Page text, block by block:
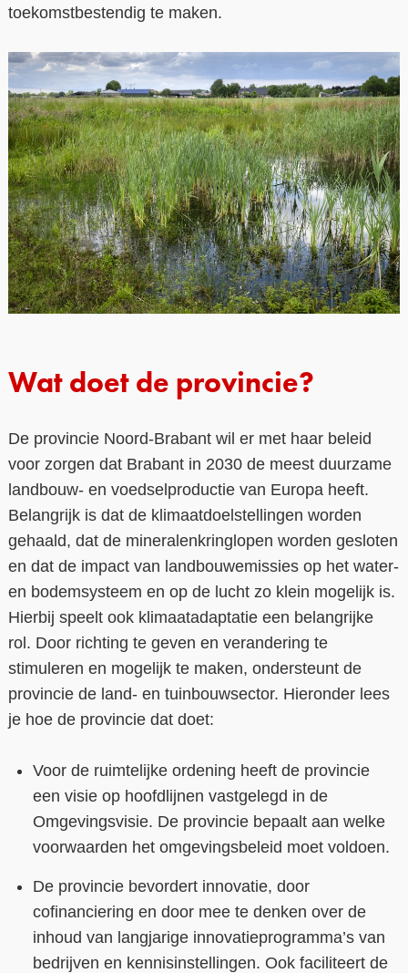
toekomstbestendig te maken.
Wat doet de provincie?
De provincie Noord-Brabant wil er met haar beleid
voor zorgen dat Brabant in 2030 de meest duurzame
landbouw- en voedselproductie van Europa heeft.
Belangrijk is dat de klimaatdoelstellingen worden
gehaald, dat de mineralenkringlopen worden gesloten
en dat de impact van landbouwemissies op het water-
en bodemsysteem en op de lucht zo klein mogelijk is.
Hierbij speelt ook klimaatadaptatie een belangrijke
rol. Door richting te geven en verandering te
stimuleren en mogelijk te maken, ondersteunt de
provincie de land- en tuinbouwsector. Hieronder lees
je hoe de provincie dat doet:
Voor de ruimtelijke ordening heeft de provincie
een visie op hoofdlijnen vastgelegd in de
Omgevingsvisie. De provincie bepaalt aan welke
voorwaarden het omgevingsbeleid moet voldoen.
De provincie bevordert innovatie, door
cofinanciering en door mee te denken over de
inhoud van langjarige innovatieprogramma’s van
bedrijven en kennisinstellingen. Ook faciliteert de